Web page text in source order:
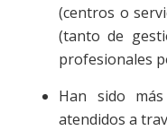
(centros o
(tanto de
profesionales
Han sido
atendidos a